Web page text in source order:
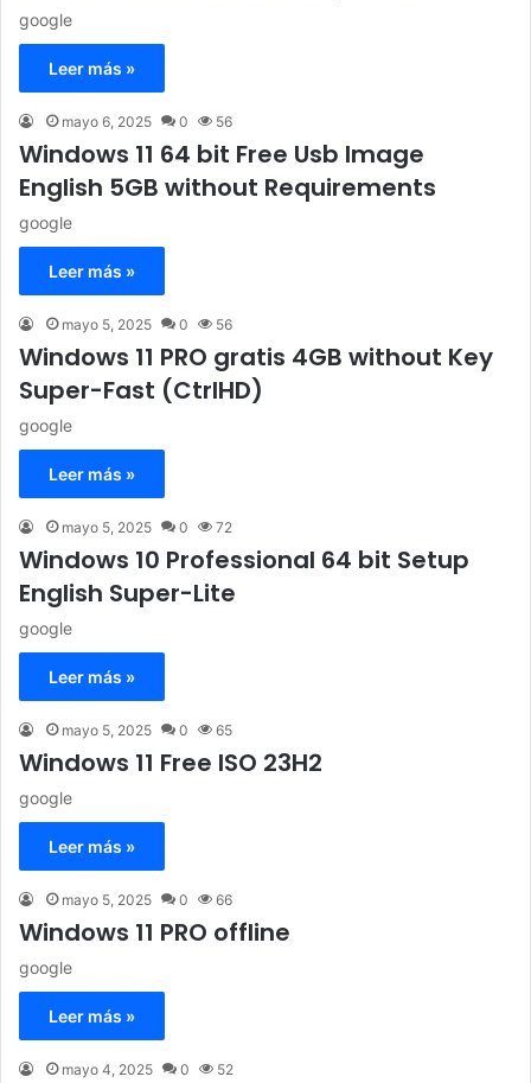
google
Leer más »
mayo 6, 2025 0 56
Windows 11 64 bit Free Usb Image
English 5GB without Requirements
google
Leer más »
mayo 5, 2025 0 56
Windows 11 PRO gratis 4GB without Key
Super-Fast (CtrlHD)
google
Leer más »
mayo 5, 2025 0 72
Windows 10 Professional 64 bit Setup
English Super-Lite
google
Leer más »
mayo 5, 2025 0 65
Windows 11 Free ISO 23H2
google
Leer más »
mayo 5, 2025 0 66
Windows 11 PRO offline
google
Leer más »
mayo 4, 2025 0 52